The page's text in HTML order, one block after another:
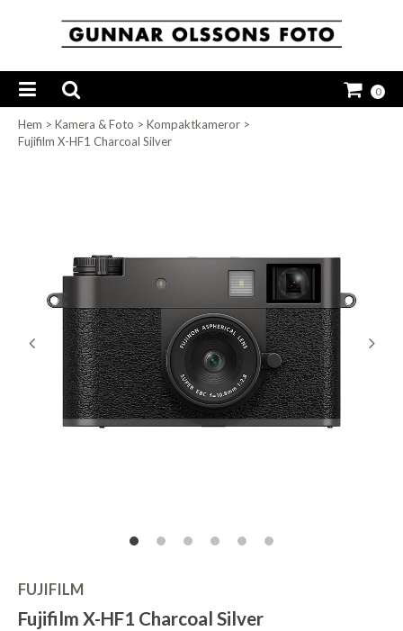
0
Hem > Kamera & Foto > Kompaktkameror >
Fujifilm X-HF1 Charcoal Silver
FUJIFILM
Fujifilm X-HF1 Charcoal Silver